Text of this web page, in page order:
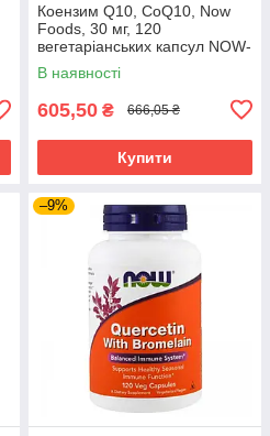
Коензим Q10, CoQ10, Now
Foods, 30 мг, 120
вегетаріанських капсул NOW-
03188
В наявності
605,50 ₴ 666,05 ₴
Купити
–9%